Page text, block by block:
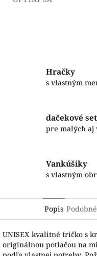
Hračky
s vlastným
dačekové
pre malých aj
Vankúšiky
s vlastným
Popis
UNISEX kvalitné tričko s
originálnou potlačou na